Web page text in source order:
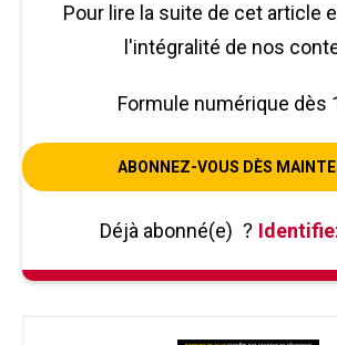
Pour lire la suite de cet article
l'intégralité de nos
Formule numérique dès
ABONNEZ-VOUS DÈS
Déjà abonné(e) ?